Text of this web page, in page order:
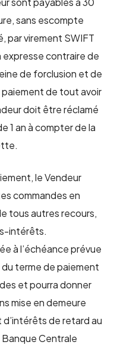
sans escompte
par virement SWIFT
expresse contraire de
de forclusion et de
de tout avoir
doit être réclamé
1 an à compter de la
le Vendeur
commandes en
tous autres recours,
intérêts.
à l’échéance prévue
terme de paiement
et pourra donner
mise en demeure
de retard au
Centrale